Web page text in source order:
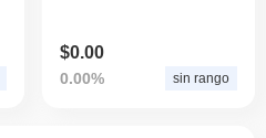
$0.00
0.00% sin rango